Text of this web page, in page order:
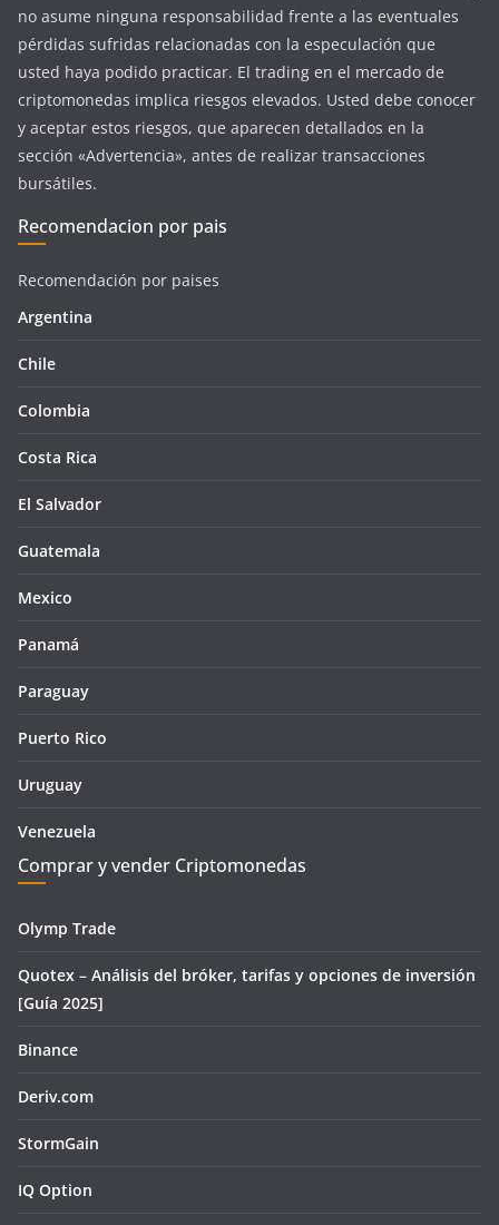
no asume ninguna responsabilidad frente a las eventuales
pérdidas sufridas relacionadas con la especulación que
usted haya podido practicar. El trading en el mercado de
criptomonedas implica riesgos elevados. Usted debe conocer
y aceptar estos riesgos, que aparecen detallados en la
sección «Advertencia», antes de realizar transacciones
bursátiles.
Recomendacion por pais
Recomendación por paises
Argentina
Chile
Colombia
Costa Rica
El Salvador
Guatemala
Mexico
Panamá
Paraguay
Puerto Rico
Uruguay
Venezuela
Comprar y vender Criptomonedas
Olymp Trade
Quotex – Análisis del bróker, tarifas y opciones de inversión
[Guía 2025]
Binance
Deriv.com
StormGain
IQ Option